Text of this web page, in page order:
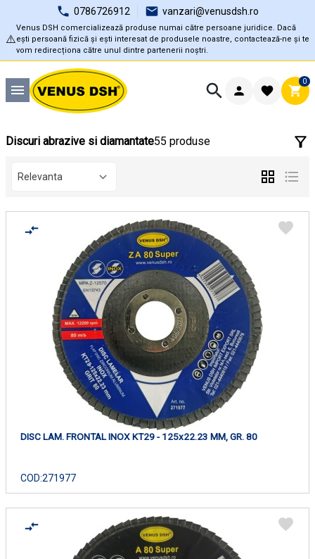
0786726912 vanzari@venusdsh.ro
⚠️
Venus DSH comercializează produse numai către persoane juridice. Dacă
ești persoană fizică și ești interesat de produsele noastre, contactează-ne și te
vom redirecționa către unul dintre partenerii noștri.
0
Discuri abrazive si diamantate55 produse
DISC LAM. FRONTAL INOX KT29 - 125x22.23 MM, GR. 80
COD:271977